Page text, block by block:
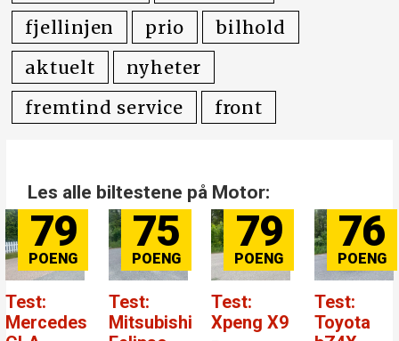
fjellinjen
prio
bilhold
aktuelt
nyheter
fremtind service
front
Les alle biltestene på Motor:
79
Test:
Mercedes
75
Test:
Mitsubishi
79
Test:
Xpeng X9
76
Test:
Toyota